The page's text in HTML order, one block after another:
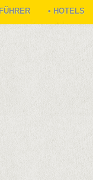
• HOTELS